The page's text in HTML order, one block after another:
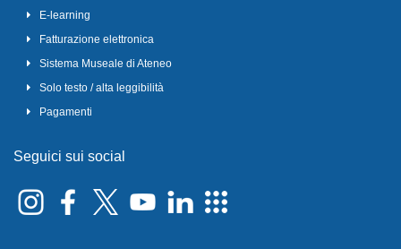
E-learning
Fatturazione elettronica
Sistema Museale di Ateneo
Solo testo / alta leggibilità
Pagamenti
Seguici sui social